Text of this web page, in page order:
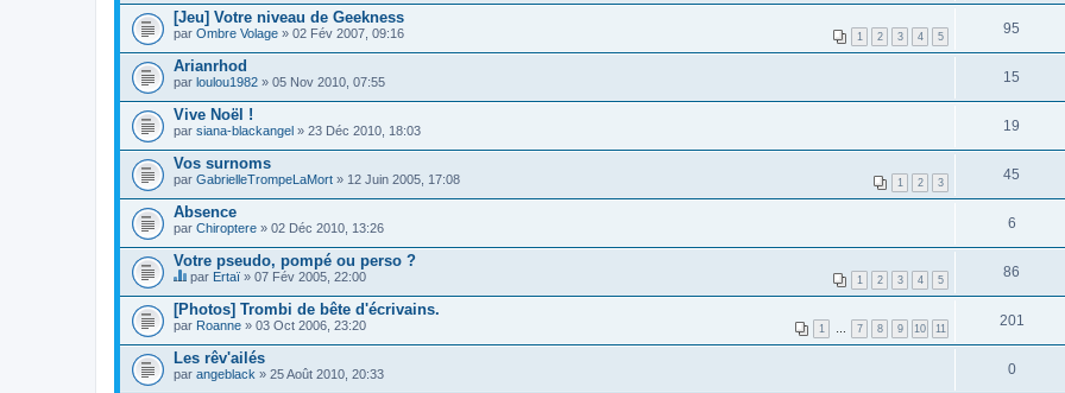
o
n
d
a
g
e
[Jeu] Votre niveau de Geekness
1 2 3 4 5
par Ombre Volage » 02 Fév 2007, 09:16 95
Arianrhod
par loulou1982 » 05 Nov 2010, 07:55 15
Vive Noël !
par siana-blackangel » 23 Déc 2010, 18:03 19
Vos surnoms
1 2 3
par GabrielleTrompeLaMort » 12 Juin 2005, 17:08 45
Absence
par Chiroptere » 02 Déc 2010, 13:26 6
Votre pseudo, pompé ou perso ?
1 2 3 4 5
C
e
s
u
j
e
t
par Ertaï » 07 Fév 2005, 22:00 86
[Photos] Trombi de bête d'écrivains.
1 7 8 9 10 11
par Roanne » 03 Oct 2006, 23:20 201
Les rêv'ailés
par angeblack » 25 Août 2010, 20:33 0